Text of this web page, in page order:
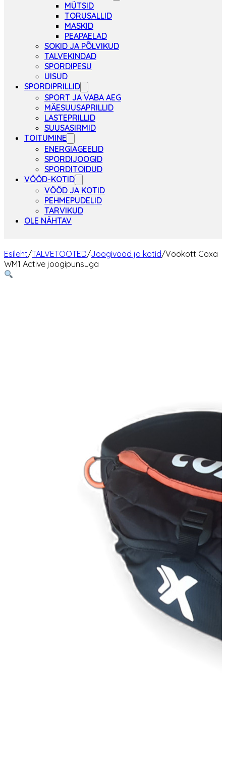
MÜTSID
TORUSALLID
MASKID
PEAPAELAD
SOKID JA PÕLVIKUD
TALVEKINDAD
SPORDIPESU
UISUD
SPORDIPRILLID
SPORT JA VABA AEG
MÄESUUSAPRILLID
LASTEPRILLID
SUUSASIRMID
TOITUMINE
ENERGIAGEELID
SPORDIJOOGID
SPORDITOIDUD
VÖÖD-KOTID
VÖÖD JA KOTID
PEHMEPUDELID
TARVIKUD
OLE NÄHTAV
Esileht/TALVETOOTED/Joogivööd ja kotid/Vöökott Coxa
WM1 Active joogipunsuga